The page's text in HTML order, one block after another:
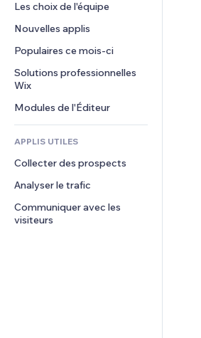
Coupons et fidélisation
Solutions d'entreposage
Financement participatif
Alimentation et boissons
Vidéo
PDF
Partage de fichiers
Actualités
Services de contenu
Effets de texte
Modèles de pages
Effets sur images
Boutons et menus
Bannières et badges
Calculateurs
Rechercher
Sondages
Chat
Commentaires
Téléphone
Communauté
Avis et commentaires
Les choix de l'équipe
Nouvelles applis
Populaires ce mois‑ci
Solutions professionnelles
Wix
Modules de l'Éditeur
APPLIS UTILES
Collecter des prospects
Analyser le trafic
Communiquer avec les
visiteurs